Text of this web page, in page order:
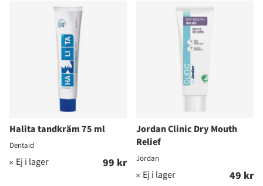
Halita tandkräm 75 ml
Dentaid
99 kr
Jordan Clinic Dry Mouth
Relief
Jordan
49 kr